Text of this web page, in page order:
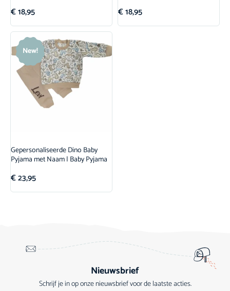
€18,95 €18,95
New!
Gepersonaliseerde Dino Baby
Pyjama met Naam | Baby Pyjama
€23,95
Nieuwsbrief
Schrijf je in op onze nieuwsbrief voor de laatste acties.